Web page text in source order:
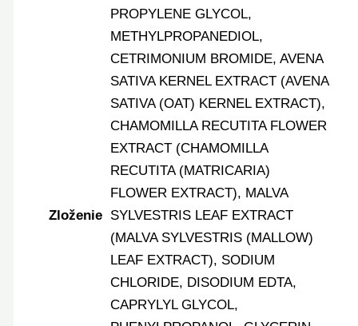
Zloženie
PROPYLENE GLYCOL,
METHYLPROPANEDIOL,
CETRIMONIUM BROMIDE, AVENA
SATIVA KERNEL EXTRACT (AVENA
SATIVA (OAT) KERNEL EXTRACT),
CHAMOMILLA RECUTITA FLOWER
EXTRACT (CHAMOMILLA
RECUTITA (MATRICARIA)
FLOWER EXTRACT), MALVA
SYLVESTRIS LEAF EXTRACT
(MALVA SYLVESTRIS (MALLOW)
LEAF EXTRACT), SODIUM
CHLORIDE, DISODIUM EDTA,
CAPRYLYL GLYCOL,